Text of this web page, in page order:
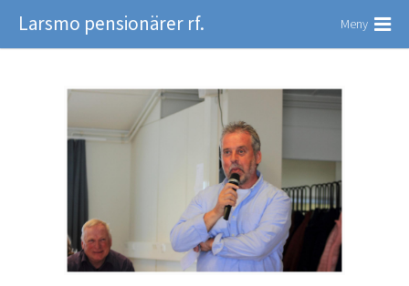
Larsmo pensionärer rf. Meny